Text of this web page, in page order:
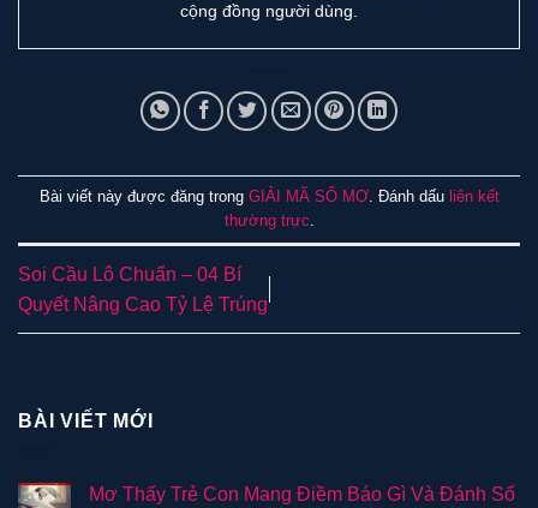
cộng đồng người dùng.
Bài viết này được đăng trong GIẢI MÃ SỔ MƠ. Đánh dấu liên kết
thường trực
Soi Cầu Lô Chuẩn – 04 Bí
Quyết Nâng Cao Tỷ Lệ Trúng
BÀI VIẾT MỚI
Mơ Thấy Trẻ Con Mang Điềm Báo Gì Và Đánh Số